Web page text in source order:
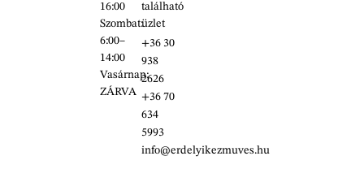
található
üzlet
+36 30
938
2626
+36 70
634
5993
info@erdelyikezmuves.hu
16:00
Szombat:
6:00–
14:00
Vasárnap:
ZÁRVA